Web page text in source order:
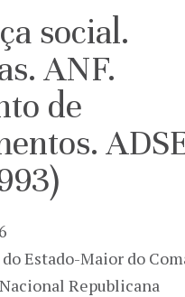
social.
ANF.
de
Estado-Maior do
Republicana